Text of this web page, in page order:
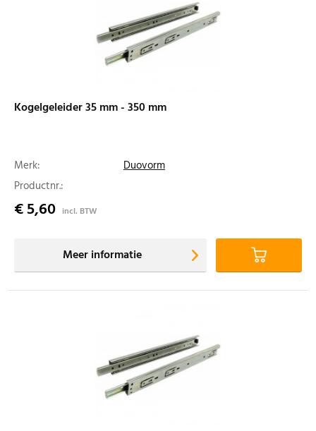
Kogelgeleider 35 mm - 350 mm
Merk:
Duovorm
Productnr.:
€ 5,60 incl. BTW
Meer informatie